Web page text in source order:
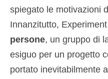
spiegato le motivazioni
Innanzitutto,
persone, un gruppo di
esiguo per un progetto
portato inevitabilmente